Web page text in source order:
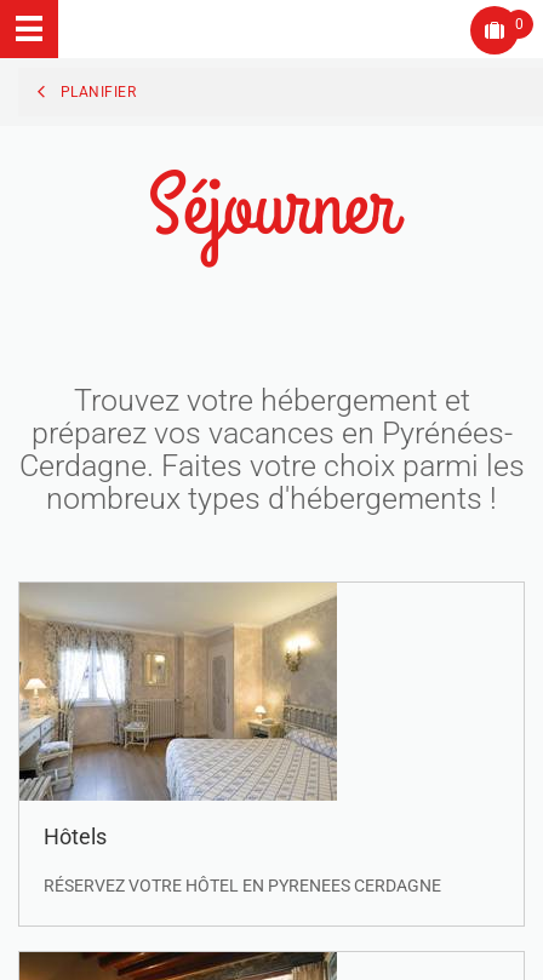
0
PLANIFIER
Séjourner
Trouvez votre hébergement et
préparez vos vacances en Pyrénées-
Cerdagne. Faites votre choix parmi les
nombreux types d'hébergements !
Hôtels
RÉSERVEZ VOTRE HÔTEL EN PYRENEES CERDAGNE